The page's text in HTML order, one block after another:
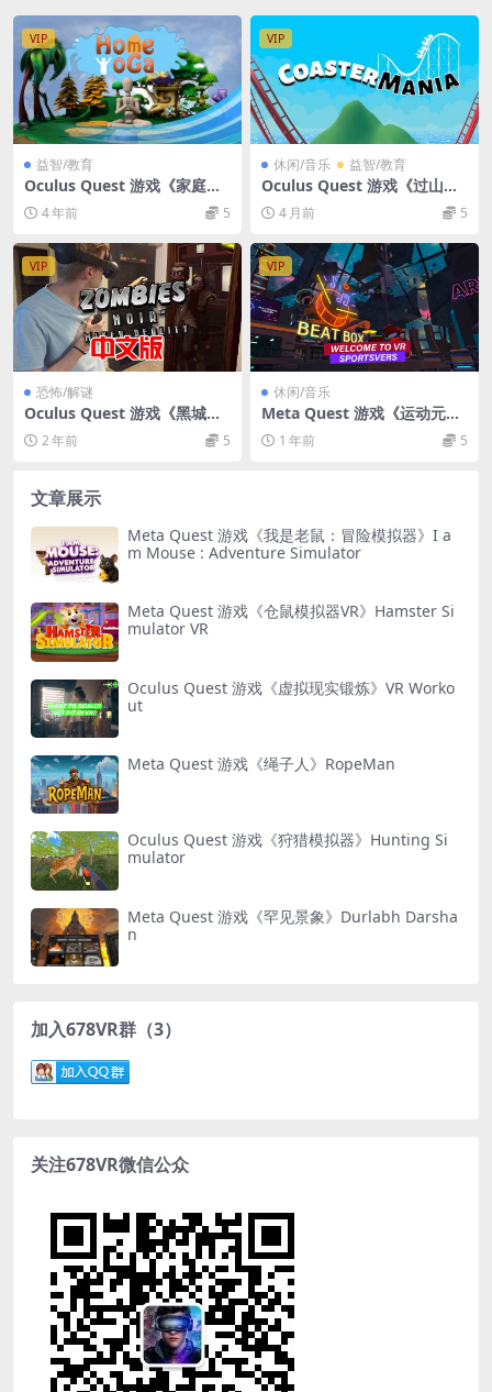
VIP
益智/教育
Oculus Quest 游戏《家庭瑜
伽VR》Home YogaVR
4 年前 5
VIP
休闲/音乐 益智/教育
Oculus Quest 游戏《过山车
狂欢VR》CoasterMania VR
4 月前 5
VIP
恐怖/解谜
Oculus Quest 游戏《黑城丧
尸：混合现实》Zombies Noi
r: Mixed Reality
2 年前 5
VIP
休闲/音乐
Meta Quest 游戏《运动元
素》Sportsverse VR
1 年前 5
文章展示
Meta Quest 游戏《我是老鼠：冒险模拟器》I a
m Mouse : Adventure Simulator
Meta Quest 游戏《仓鼠模拟器VR》Hamster Si
mulator VR
Oculus Quest 游戏《虚拟现实锻炼》VR Worko
ut
Meta Quest 游戏《绳子人》RopeMan
Oculus Quest 游戏《狩猎模拟器》Hunting Si
mulator
Meta Quest 游戏《罕见景象》Durlabh Darsha
n
加入678VR群（3）
关注678VR微信公众